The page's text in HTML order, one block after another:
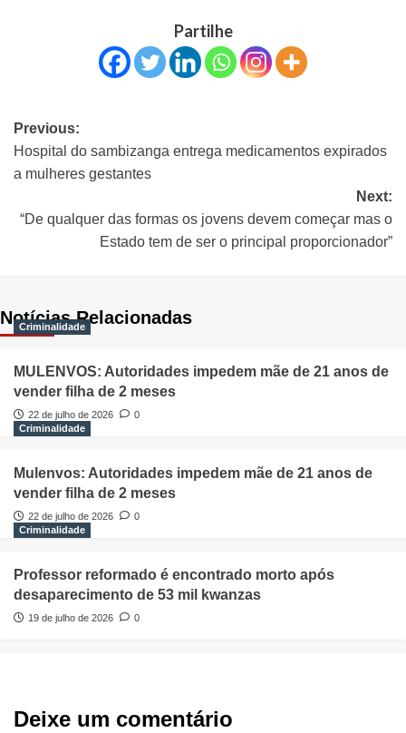
Partilhe
Previous:
Hospital do sambizanga entrega medicamentos expirados
a mulheres gestantes
Next:
“De qualquer das formas os jovens devem começar mas o
Estado tem de ser o principal proporcionador”
Notícias Relacionadas
Criminalidade
MULENVOS: Autoridades impedem mãe de 21 anos de
vender filha de 2 meses
22 de julho de 2026
0
Criminalidade
Mulenvos: Autoridades impedem mãe de 21 anos de
vender filha de 2 meses
22 de julho de 2026
0
Criminalidade
Professor reformado é encontrado morto após
desaparecimento de 53 mil kwanzas
19 de julho de 2026 0
Deixe um comentário